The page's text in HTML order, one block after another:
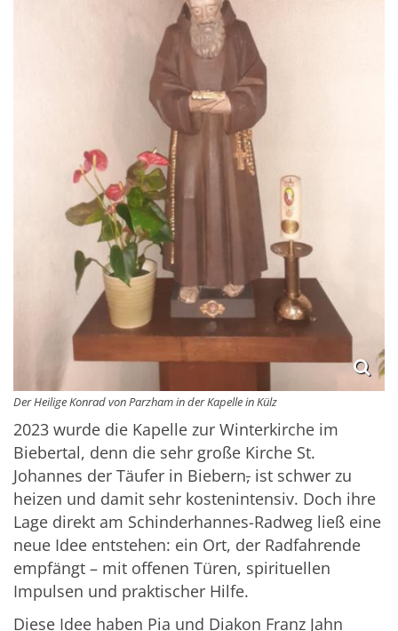
Der Heilige Konrad von Parzham in der Kapelle in Külz
2023 wurde die Kapelle zur Winterkirche im
Biebertal, denn die sehr große Kirche St.
Johannes der Täufer in Biebern, ist schwer zu
heizen und damit sehr kostenintensiv. Doch ihre
Lage direkt am Schinderhannes-Radweg ließ eine
neue Idee entstehen: ein Ort, der Radfahrende
empfängt – mit offenen Türen, spirituellen
Impulsen und praktischer Hilfe.
Diese Idee haben Pia und Diakon Franz Jahn